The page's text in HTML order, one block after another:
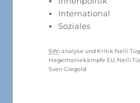
International
Soziales
Schlagwörter
SW:analyse und Kritik Nelli
Hegemoniekämpfe EU Nelli
Sven Giegold